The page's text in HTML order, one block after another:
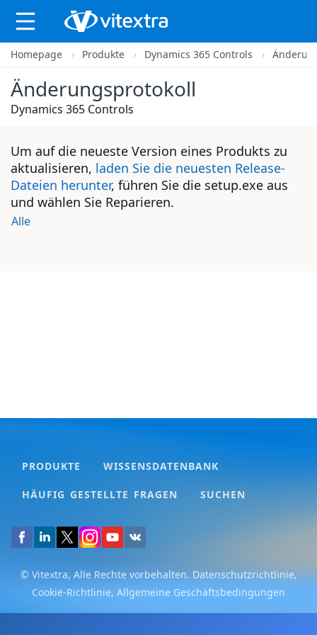
X
Homepage Produkte Dynamics 365 Controls
Änderungsprotokoll
Dynamics 365 Controls
Um auf die neueste Version eines Produkts zu
aktualisieren, laden Sie die neuesten Release-
Dateien herunter, führen Sie die setup.exe aus
und wählen Sie Reparieren.
Alle
PRODUKTE WISSENSDATENBANK
HÄUFIG GESTELLTE FRAGEN SUCHEN
© Vitextra, Alle Rechte vorbehalten. Datenschutzrichtlinie,
Cookie-Richtlinie, Allgemeine Geschäftsbedingungen